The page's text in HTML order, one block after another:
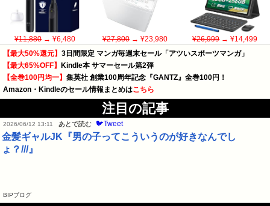
¥11,880→ ¥6,480 ¥27,800→ ¥23,980 ¥26,999→ ¥14,499
【最大50%還元】 3日間限定 マンガ毎週末セール「アツいスポーツマンガ」
【最大65%OFF】
Kindle本 サマーセール第2弾
【全巻100円均一】 集英社 創業100周年記念『GANTZ』全巻100円！
Amazon・Kindleのセール情報まとめはこちら
注目の記事
2026/06/12 13:11 あとで読む 🐦Tweet
金髪ギャルJK『男の子ってこういうのが好きなんでし
ょ？///』
BIPブログ